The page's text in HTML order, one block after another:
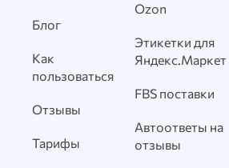
Блог
Как
пользоваться
Отзывы
Тарифы
Ozon
Этикетки для
Яндекс.Маркет
FBS поставки
Автоответы на
отзывы